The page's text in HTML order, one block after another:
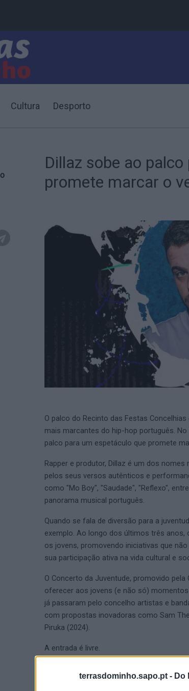
terrasdominho.sapo.pt - Do
Cultura Desporto
Dillaz sobe ao
promete marcar o
O palco do Recinto das Festas
mais marcantes do hip-hop português.
palco para um espetáculo que promete
Rapper e produtor, Dillaz é um dos
pelos seus versos autênticos e
como "Mo Boy", "Saudade", "Reflexo",
panorama musical português.
Quando se fala de diversão para a
exemplo. Ao longo dos últimos três
os jovens, promovendo iniciativas que
sua participação ativa na vida cultural e
O Concerto da Juventude, promovido pela
oferecer aos jovens (e não só)
já passaram pelo concelho artistas e
com propostas inovadoras como Sam
Piruka (2024).
A entrada é livre.